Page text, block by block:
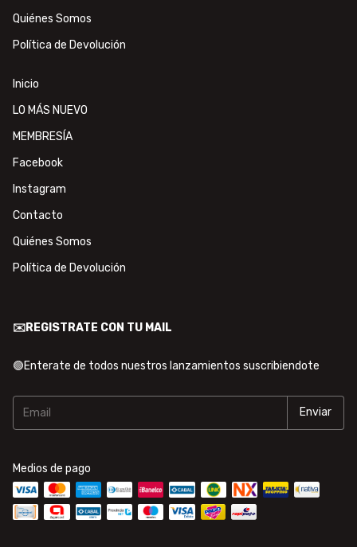
Quiénes Somos
Política de Devolución
Inicio
LO MÁS NUEVO
MEMBRESÍA
Facebook
Instagram
Contacto
Quiénes Somos
Política de Devolución
✉️REGISTRATE CON TU MAIL
🟢Enterate de todos nuestros lanzamientos suscribiendote
Medios de pago